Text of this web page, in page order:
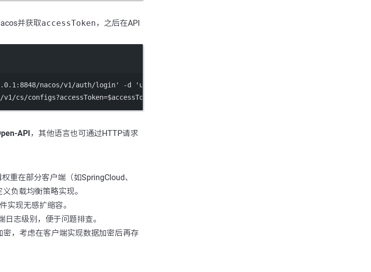
并获取accessToken，之后在API
nacos/v1/auth/login' -d 'username=nacos&password=nacos'
cs/configs?accessToken=$accessToken&dataId=nacos.example.1&group=nacos_group'
API ，其他语言也可通过HTTP请求
重在部分客户端（如SpringCloud、
负载均衡策略实现。
实现无感扩缩容。
日志级别，便于问题排查。
，考虑在客户端实现数据加密后再存